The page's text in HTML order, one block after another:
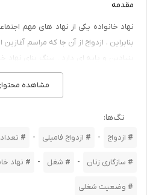
مقدمه
نهاد خانواده یکی از نهاد های مهم
بنابراین ، ازدواج از آن جا که مراسم
بنیادین و پایه ای دارد . سنگ بنای نهاد
ما از دیرباز معتقد بوده ایم که :
خشت اول چون نهد معمار کج تا ثریا
ما در انتخاب خانواده ای که در آن به
ایم ، اما معمار خانواده آتی خود خواهیم
مسایل در نهاد خانواده ، ازدواج و مسایل
مشاهده
تگ‌ها:
ازدواج - ازدواج فامیلی -
سازگاری زنان - شغل - نهاد
وضعیت شغلی